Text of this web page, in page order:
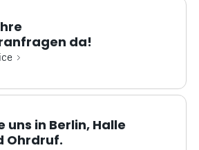
da!
uns in Berlin, Halle
Ohrdruf.